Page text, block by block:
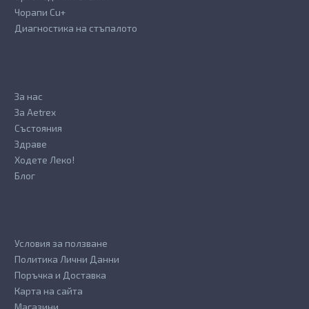
Чорапи Cu+
Диагностика на стъпалото
За нас
За Aetrex
Състояния
Здраве
Ходете Леко!
Блог
Условия за ползване
Политика Лични Данни
Поръчка и Доставка
Карта на сайта